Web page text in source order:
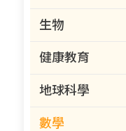
生物
健康教育
地球科學
數學